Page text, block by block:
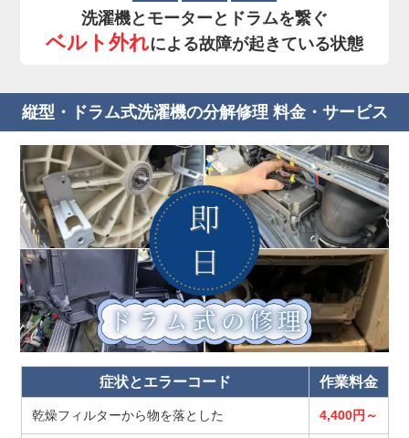
洗濯機とモーターとドラムを繋ぐ
ベルト外れによる故障が起きている状態
縦型・ドラム式洗濯機の分解修理 料金・サービス
症状とエラーコード 作業料金
乾燥フィルターから物を落とした 4,400円～